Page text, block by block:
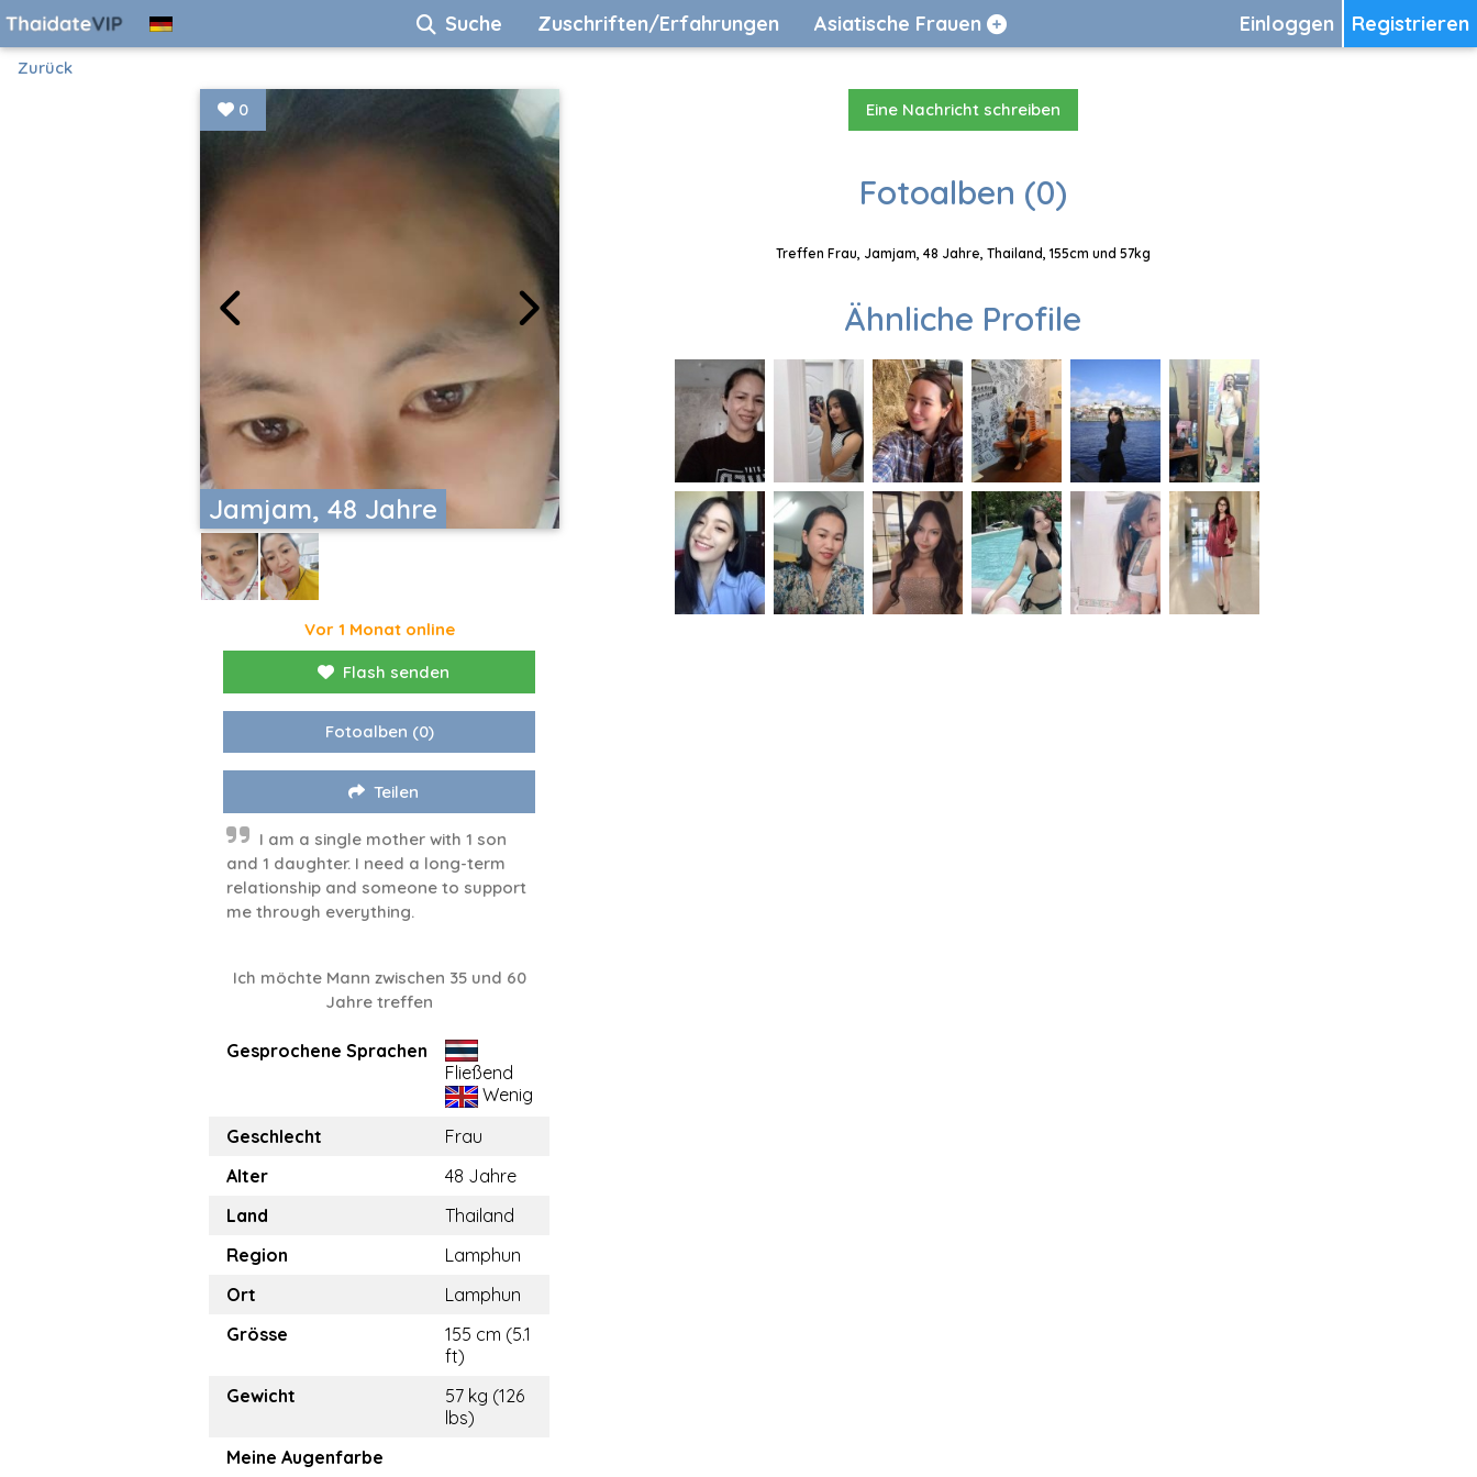
Registrieren
Einloggen
Suche Zuschriften/Erfahrungen Asiatische Frauen
Zurück
Jamjam, 48 Jahre
0
Vor 1 Monat online
Flash senden
Fotoalben (0)
Teilen
I am a single mother with 1 son
and 1 daughter. I need a long-term
relationship and someone to support
me through everything.
Ich möchte Mann zwischen 35 und 60
Jahre treffen
Gesprochene Sprachen
Fließend
Wenig
Geschlecht
Frau
Alter
48 Jahre
Land
Thailand
Region
Lamphun
Ort
Lamphun
Grösse
155 cm (5.1
ft)
Gewicht
57 kg (126
lbs)
Meine Augenfarbe
Eine Nachricht schreiben
Fotoalben (0)
Treffen Frau, Jamjam, 48 Jahre, Thailand, 155cm und 57kg
Ähnliche Profile